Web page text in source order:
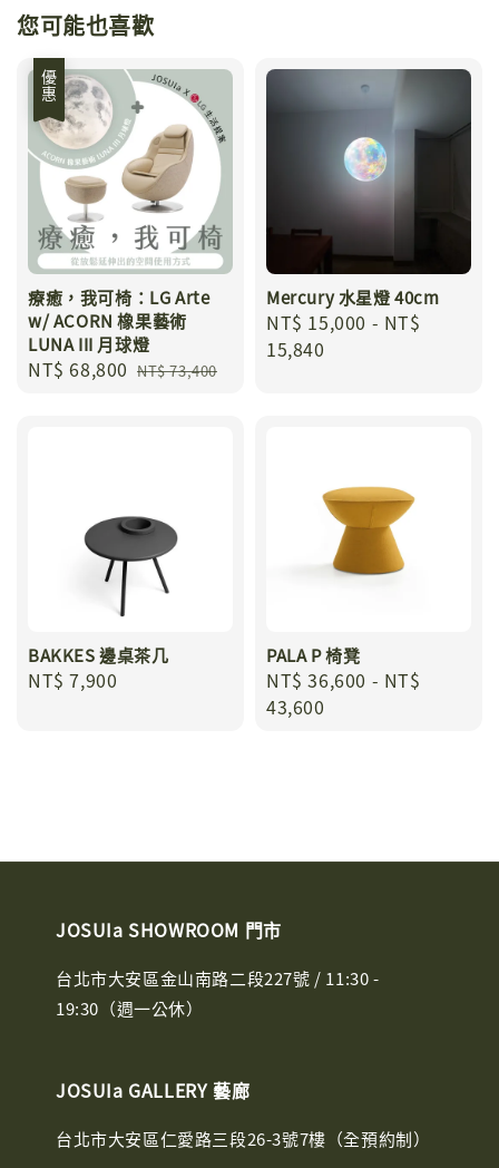
您可能也喜歡
優惠
療癒，我可椅：LG Arte
w/ ACORN 橡果藝術
LUNA III 月球燈
Sale
NT$ 68,800 Regular
NT$ 73,400
Mercury 水星燈 40cm
Regular
price
NT$ 15,000 - NT$
15,840
BAKKES 邊桌茶几
Regular
NT$ 7,900
PALA P 椅凳
Regular
price
NT$ 36,600 - NT$
43,600
JOSUIa SHOWROOM 門市
台北市大安區金山南路二段227號 / 11:30 -
19:30（週一公休）
JOSUIa GALLERY 藝廊
台北市大安區仁愛路三段26-3號7樓（全預約制）